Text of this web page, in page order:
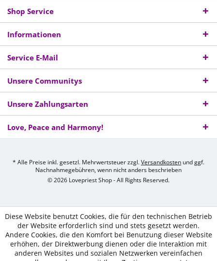
Shop Service
Informationen
Service E-Mail
Unsere Communitys
Unsere Zahlungsarten
Love, Peace and Harmony!
* Alle Preise inkl. gesetzl. Mehrwertsteuer zzgl.Versandkosten und ggf.
Nachnahmegebühren, wenn nicht anders beschrieben
© 2026 Lovepriest Shop - All Rights Reserved.
Diese Website benutzt Cookies, die für den technischen Betrieb
der Website erforderlich sind und stets gesetzt werden.
Andere Cookies, die den Komfort bei Benutzung dieser Website
erhöhen, der Direktwerbung dienen oder die Interaktion mit
anderen Websites und sozialen Netzwerken vereinfachen